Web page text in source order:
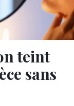
teint
sans